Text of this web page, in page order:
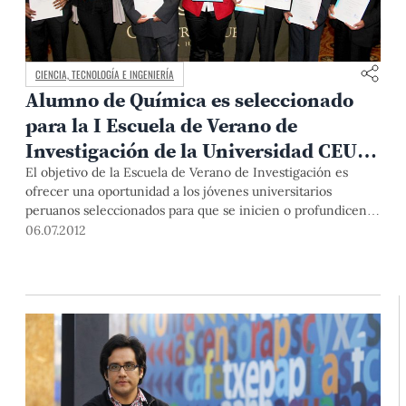
CIENCIA, TECNOLOGÍA E INGENIERÍA
Alumno de Química es seleccionado
para la I Escuela de Verano de
Investigación de la Universidad CEU
de San Pablo de Madrid
El objetivo de la Escuela de Verano de Investigación es
ofrecer una oportunidad a los jóvenes universitarios
peruanos seleccionados para que se inicien o profundicen
en el mundo de la investigación a través de un programa
06.07.2012